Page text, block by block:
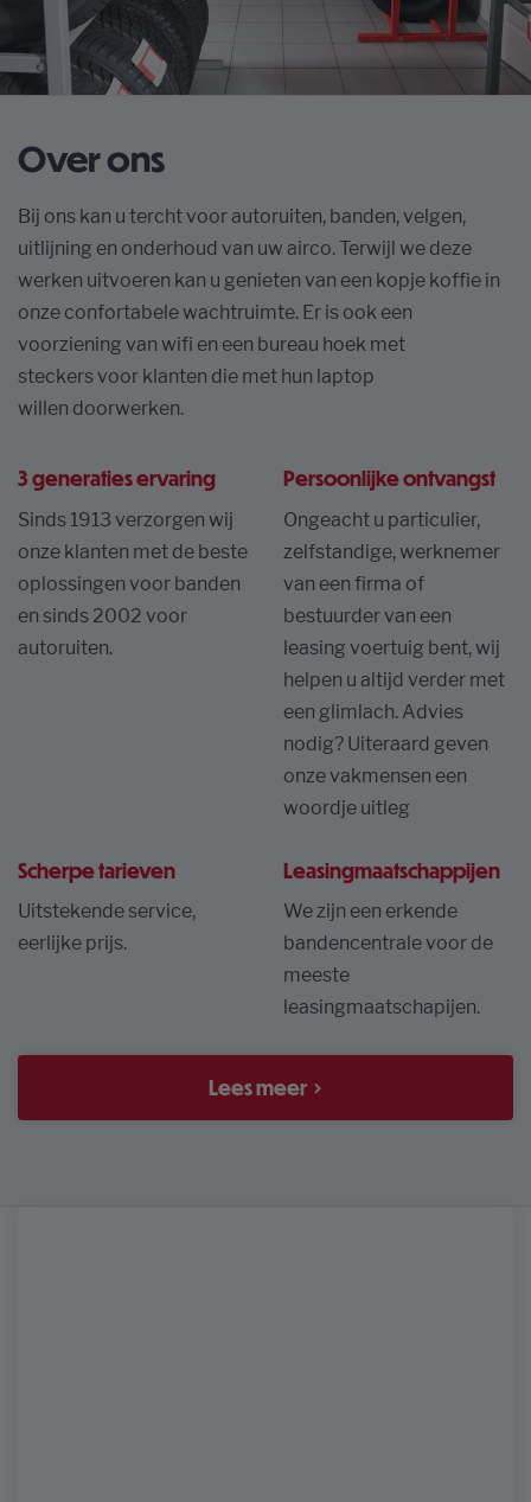
Over ons
Bij ons kan u tercht voor autoruiten, banden, velgen,
uitlijning en onderhoud van uw airco. Terwijl we deze
werken uitvoeren kan u genieten van een kopje koffie in
onze confortabele wachtruimte. Er is ook een
voorziening van wifi en een bureau hoek met
steckers voor klanten die met hun laptop
willen doorwerken.
3 generaties ervaring
Sinds 1913 verzorgen wij
onze klanten met de beste
oplossingen voor banden
en sinds 2002 voor
autoruiten.
Persoonlijke ontvangst
Ongeacht u particulier,
zelfstandige, werknemer
van een firma of
bestuurder van een
leasing voertuig bent, wij
helpen u altijd verder met
een glimlach. Advies
nodig? Uiteraard geven
onze vakmensen een
woordje uitleg
Scherpe tarieven
Uitstekende service,
eerlijke prijs.
Leasingmaatschappijen
We zijn een erkende
bandencentrale voor de
meeste
leasingmaatschapijen.
Lees meer